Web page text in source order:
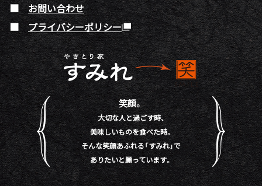
お問い合わせ
プライバシーポリシー
笑顔。
大切な人と過ごす時、
美味しいものを食べた時。
そんな笑顔あふれる「すみれ」で
ありたいと願っています。